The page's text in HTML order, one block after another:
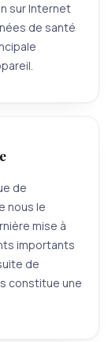
sur Internet
de santé
de
nous le
mise à
importants
de
constitue une